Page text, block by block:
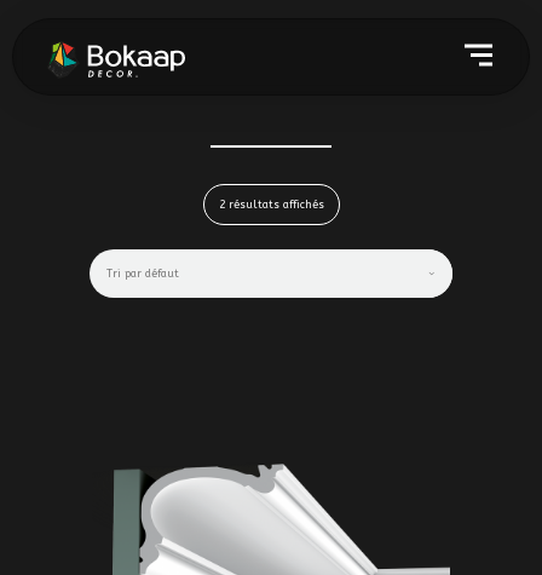
2 résultats affichés